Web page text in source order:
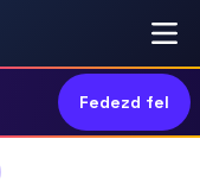
Fedezd fel